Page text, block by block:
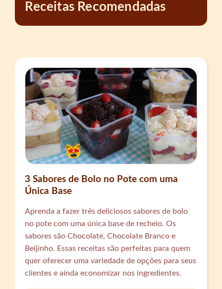
Receitas Recomendadas
3 Sabores de Bolo no Pote com uma
Única Base
Aprenda a fazer três deliciosos sabores de bolo
no pote com uma única base de recheio. Os
sabores são Chocolate, Chocolate Branco e
Beijinho. Essas receitas são perfeitas para quem
quer oferecer uma variedade de opções para seus
clientes e ainda economizar nos ingredientes.